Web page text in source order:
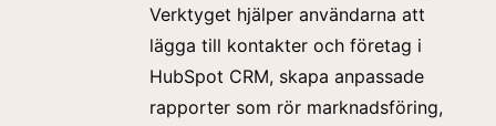
Verktyget hjälper användarna att
lägga till kontakter och företag i
HubSpot CRM, skapa anpassade
rapporter som rör marknadsföring,